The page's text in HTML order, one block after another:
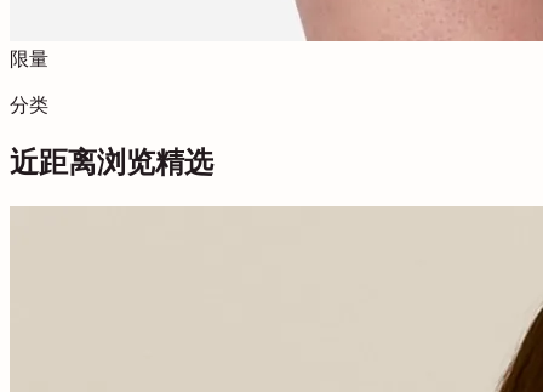
限量
分类
近距离浏览精选